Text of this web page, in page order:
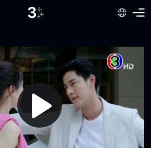
Play
Video
ฉันอยากได้ไว้ทั้ง 2 คน
ตายไปได้ก็ดี!!